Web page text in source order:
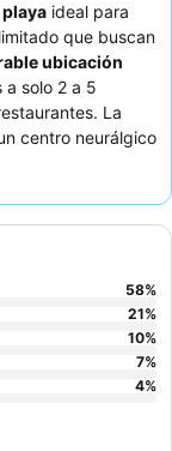
ideal para
que buscan
ubicación
a solo 2 a 5
La
centro neurálgico
del hotel.
una habitación58%
21%
10%
7%
4%